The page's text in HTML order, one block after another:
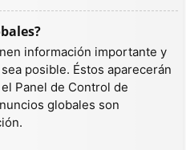
información importante y
posible. Éstos aparecerán
Panel de Control de
globales son